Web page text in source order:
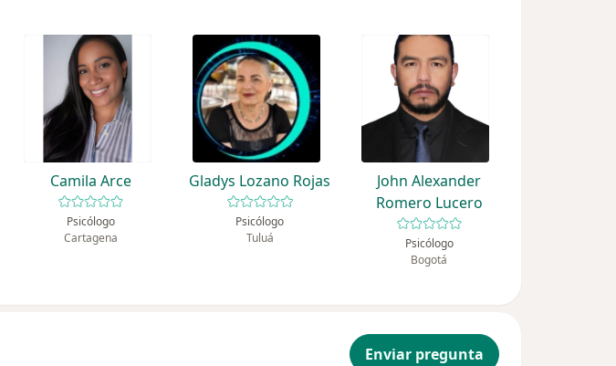
Camila Arce
Psicólogo
Cartagena
Gladys Lozano Rojas
Psicólogo
Tuluá
John Alexander
Romero Lucero
Psicólogo
Bogotá
Enviar pregunta